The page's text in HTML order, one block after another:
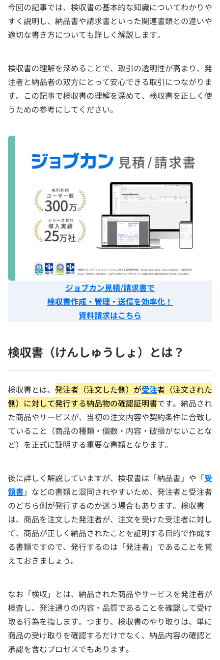
今回の記事では、検収書の基本的な知識についてわかりや
すく説明し、納品書や請求書といった関連書類との違いや
適切な書き方についても詳しく解説します。
検収書の理解を深めることで、取引の透明性が高まり、発
注者と納品者の双方にとって安心できる取引につながりま
す。この記事で検収書の理解を深めて、検収書を正しく使
うための参考にしてください。
ジョブカン見積/請求書で
検収書作成・管理・送信を効率化！
資料請求はこちら
検収書（けんしゅうしょ）とは？
検収書とは、 発注者（注文した側）が受注者（注文された
側）に対して発行する納品物の確認証明書です。納品され
た商品やサービスが、当初の注文内容や契約条件に合致し
ていること（商品の種類・個数・内容・破損がないことな
ど）を正式に証明する重要な書類となります。
後に詳しく解説していますが、検収書は「納品書」や「受
領書」などの書類と混同されやすいため、発注者と受注者
のどちら側が発行するのか迷う場合もあります。検収書
は、商品を注文した発注者が、注文を受けた受注者に対し
て、商品が正しく納品されたことを証明する目的で作成す
る書類ですので、発行するのは「発注者」であることを覚
えておきましょう。
なお「検収」とは、納品された商品やサービスを発注者が
検査し、発注通りの内容・品質であることを確認して受け
取る行為を指します。つまり、検収書のやり取りは、単に
商品の受け取りを確認するだけでなく、納品内容の確認と
承認を含むプロセスでもあります。